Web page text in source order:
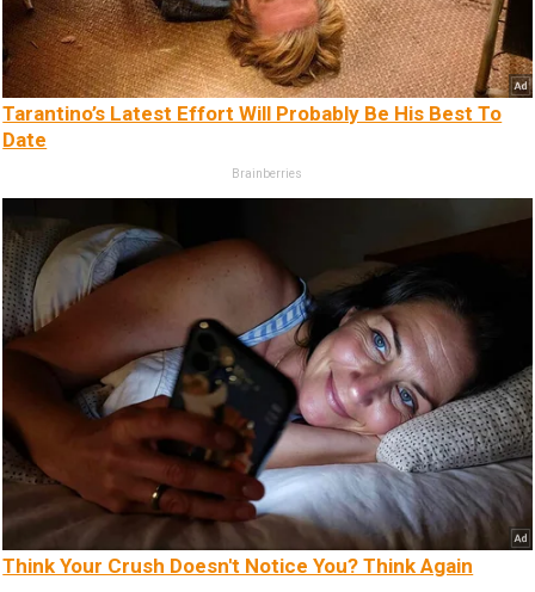
Tarantino’s Latest Effort Will Probably Be His Best To
Date
Brainberries
Think Your Crush Doesn't Notice You? Think Again